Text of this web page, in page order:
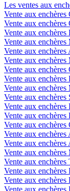
Les ventes aux
Vente aux
Vente aux enchères
Vente aux
Vente aux
Vente aux
Vente aux
Vente aux enchères
Vente aux enchères
Vente aux
Vente aux
Vente aux
Vente aux
Vente aux
Vente aux
Vente aux enchères
Vente aux
Vente aux enchères
Vente aux
Vente aux
Vente aux